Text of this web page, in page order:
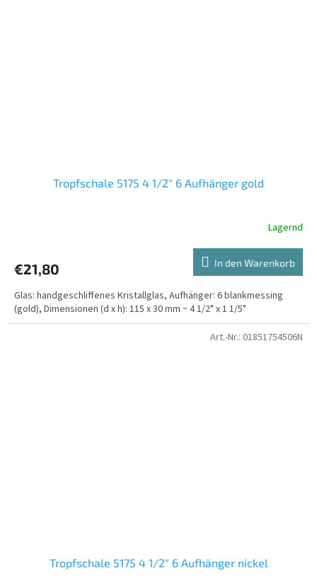
Tropfschale 5175 4 1/2" 6 Aufhänger gold
Lagernd
€21,80 In den Warenkorb
Glas: handgeschliffenes Kristallglas, Aufhänger: 6 blankmessing
(gold), Dimensionen (d x h): 115 x 30 mm ~ 4 1/2" x 1 1/5"
Tropfschale 5175 4 1/2" 6 Aufhänger nickel
Art.-Nr.: 01851754506N